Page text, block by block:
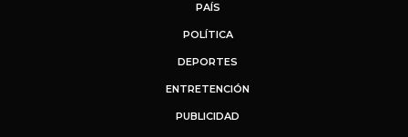
PAÍS
POLÍTICA
DEPORTES
ENTRETENCIÓN
PUBLICIDAD